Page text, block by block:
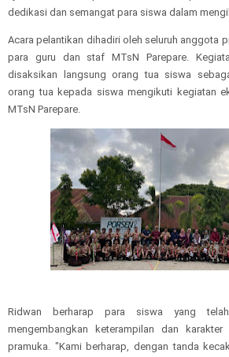
dedikasi dan semangat para siswa dalam
Acara pelantikan dihadiri oleh seluruh anggota
para guru dan staf MTsN Parepare.
disaksikan langsung orang tua siswa
orang tua kepada siswa mengikuti kegiatan
MTsN Parepare.
Ridwan berharap para siswa yang
mengembangkan keterampilan dan
pramuka. "Kami berharap, dengan tanda